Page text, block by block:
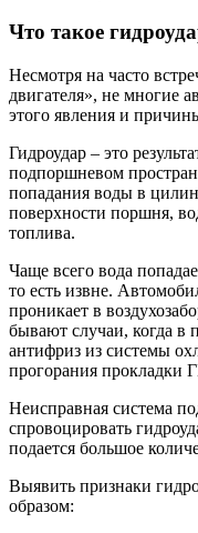
Что такое
Несмотря на часто
двигателя», не многие
этого явления и
Гидроудар – это
подпоршневом
попадания воды в
поверхности поршня,
топлива.
Чаще всего вода
то есть извне.
проникает в
бывают случаи, когда в
антифриз из системы
прогорания прокладки
Неисправная система
спровоцировать
подается большое
Выявить признаки
образом: